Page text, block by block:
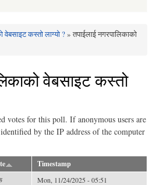
वेबसाइट कस्तो लाग्यो ?» तपाईलाई नगरपालिकाको
वेबसाइट कस्तो
votes for this poll. If anonymous users are
by the IP address of the computer
Timestamp
Mon, 11/24/2025 - 05:51